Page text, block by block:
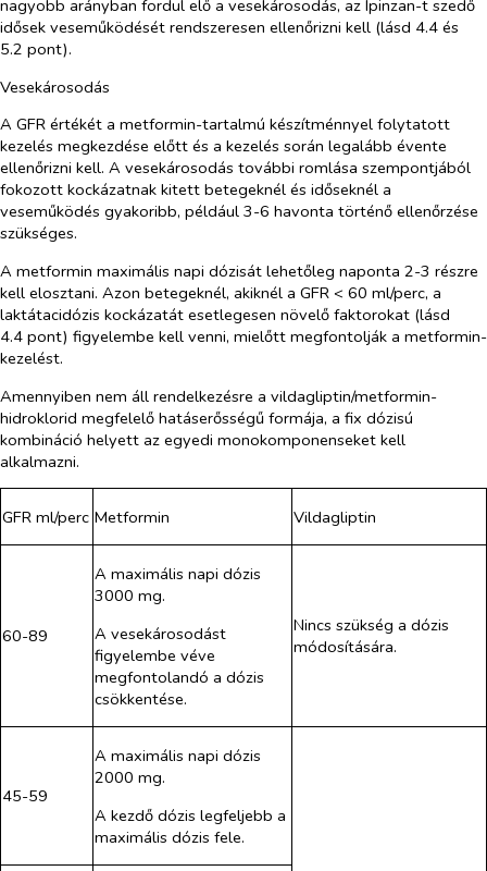
nagyobb arányban fordul elő a vesekárosodás, az Ipinzan-t szedő
idősek veseműködését rendszeresen ellenőrizni kell (lásd 4.4 és
5.2 pont).
Vesekárosodás
A GFR értékét a metformin-tartalmú készítménnyel folytatott
kezelés megkezdése előtt és a kezelés során legalább évente
ellenőrizni kell. A vesekárosodás további romlása szempontjából
fokozott kockázatnak kitett betegeknél és időseknél a
veseműködés gyakoribb, például 3-6 havonta történő ellenőrzése
szükséges.
A metformin maximális napi dózisát lehetőleg naponta 2-3 részre
kell elosztani. Azon betegeknél, akiknél a GFR < 60 ml/perc, a
laktátacidózis kockázatát esetlegesen növelő faktorokat (lásd
4.4 pont) figyelembe kell venni, mielőtt megfontolják a metformin-
kezelést.
Amennyiben nem áll rendelkezésre a vildagliptin/metformin-
hidroklorid megfelelő hatáserősségű formája, a fix dózisú
kombináció helyett az egyedi monokomponenseket kell
alkalmazni.
GFR ml/perc Metformin Vildagliptin
60-89
A maximális napi dózis
3000 mg.
A vesekárosodást
figyelembe véve
megfontolandó a dózis
csökkentése.
Nincs szükség a dózis
módosítására.
45-59
A maximális napi dózis
2000 mg.
A kezdő dózis legfeljebb a
maximális dózis fele.